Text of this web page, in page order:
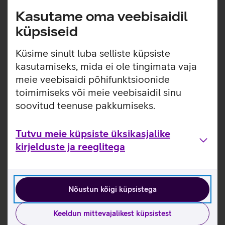
Kasutame oma veebisaidil
küpsiseid
Küsime sinult luba selliste küpsiste
kasutamiseks, mida ei ole tingimata vaja
meie veebisaidi põhifunktsioonide
toimimiseks või meie veebisaidil sinu
soovitud teenuse pakkumiseks.
Tutvu meie küpsiste üksikasjalike
kirjelduste ja reeglitega
Nõustun kõigi küpsistega
Keeldun mittevajalikest küpsistest
kriimustuskindla voodriga, mis tagab sülearvuti ja muude
seadmete turvalisuse. Mugavust lisab hõlpsasti kasutatav
lukuga eesmine tasku, mis mahutab laadijat ja teisi
väiksemaid tarvikuid. Lisaks on koti tagaküljel olemas
Kasulikud lingid
Tutvu sülearvutikoti Dell EcoLoop Pro Slim omaduste ja
kasutusviisidega tootja kodulehel